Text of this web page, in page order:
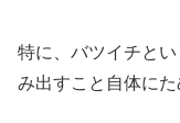
特に、バツイチと
み出すこと自体にた